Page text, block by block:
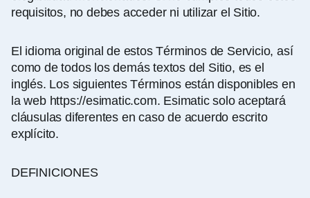
requisitos, no debes acceder ni utilizar el Sitio.
El idioma original de estos Términos de Servicio, así
como de todos los demás textos del Sitio, es el
inglés. Los siguientes Términos están disponibles en
la webhttps://esimatic.com. Esimatic solo aceptará
cláusulas diferentes en caso de acuerdo escrito
explícito.
DEFINICIONES